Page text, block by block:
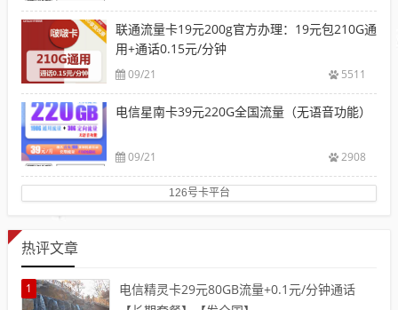
联通流量卡19元200g官方办理：19元包210G通
用+通话0.15元/分钟
09/21 5511
电信星南卡39元220G全国流量（无语音功能）
09/21 2908
126号卡平台
热评文章
1
电信精灵卡29元80GB流量+0.1元/分钟通话